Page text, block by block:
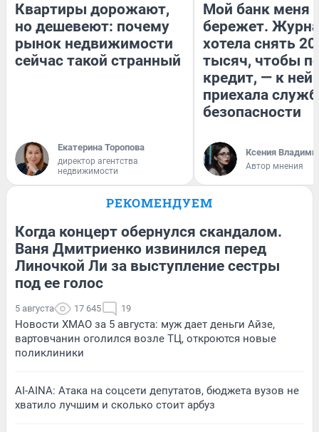
Квартиры дорожают,
но дешевеют: почему
рынок недвижимости
сейчас такой странный
Екатерина Торопова
директор агентства
недвижимости
Мой банк меня
бережет.
хотела снять
тысяч, чтобы
кредит, — к
приехала
безопасности
Ксения
Автор мнения
РЕКОМЕНДУЕМ
Когда концерт обернулся скандалом.
Ваня Дмитриенко извинился перед
Линочкой Ли за выступление сестры
под ее голос
5 августа 17 645 19
Новости ХМАО за 5 августа: муж дает деньги Айзе,
вартовчанин оголился возле ТЦ, откроются новые
поликлиники
AI-AINA: Атака на соцсети депутатов, бюджета вузов не
хватило лучшим и сколько стоит арбуз